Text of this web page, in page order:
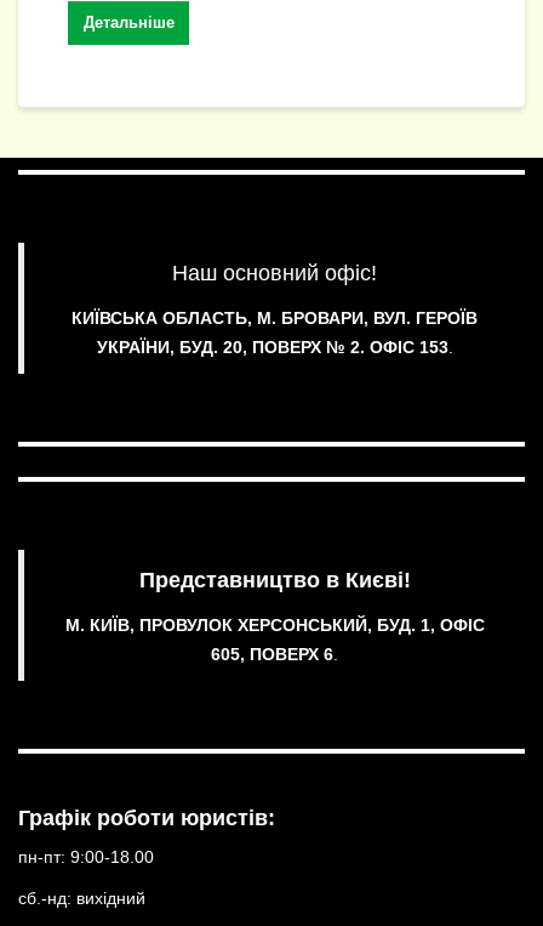
Детальніше
Наш основний офіс!
КИЇВСЬКА ОБЛАСТЬ, М. БРОВАРИ, ВУЛ. ГЕРОЇВ
УКРАЇНИ, БУД. 20, ПОВЕРХ № 2. ОФІС 153.
Представництво в Києві!
М. КИЇВ, ПРОВУЛОК ХЕРСОНСЬКИЙ, БУД. 1, ОФІС
605, ПОВЕРХ 6
Графік роботи юристів:
пн-пт: 9:00-18.00
сб.-нд: вихідний